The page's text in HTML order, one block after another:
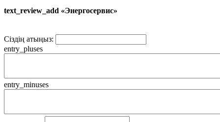
text_review_add «Энергосервис»
Сіздің атыңыз:
entry_pluses
entry_minuses